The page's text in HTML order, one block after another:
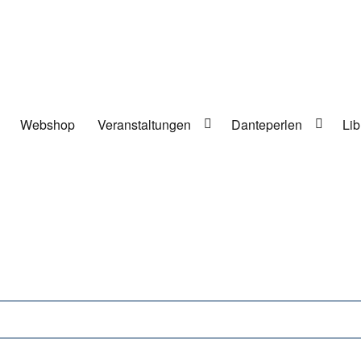
Webshop Veranstaltungen Danteperlen